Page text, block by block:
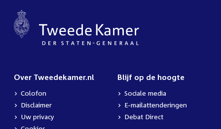
Over Tweedekamer.nl
Colofon
Disclaimer
Uw privacy
Blijf op de hoogte
Sociale media
E-mailattenderingen
Debat Direct